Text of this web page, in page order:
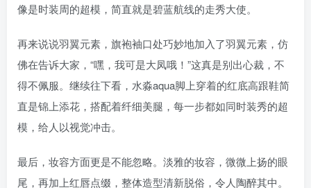
像是时装周的超模，简直就是碧蓝航线的走秀大使。
再来说说羽翼元素，旗袍袖口处巧妙地加入了羽翼元素，仿
佛在告诉大家，“嘿，我可是大凤哦！”这真是别出心裁，不
得不佩服。继续往下看，水淼aqua脚上穿着的红底高跟鞋简
直是锦上添花，搭配着纤细美腿，每一步都如同时装秀的超
模，给人以视觉冲击。
最后，妆容方面更是不能忽略。淡雅的妆容，微微上扬的眼
尾，再加上红唇点缀，整体造型清新脱俗，令人陶醉其中。